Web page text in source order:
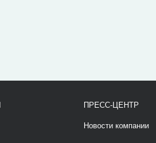
ПРЕСС-ЦЕНТР
Новости компании